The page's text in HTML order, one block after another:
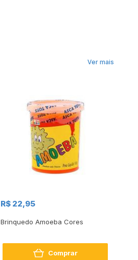
Ver mais
R$ 22,95
Brinquedo Amoeba Cores
Comprar